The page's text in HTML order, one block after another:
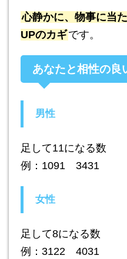
心静かに、物事に当
UPのカギです。
あなたと相性の良
男性
足して11になる数
例：1091 3431
女性
足して8になる数
例：3122 4031